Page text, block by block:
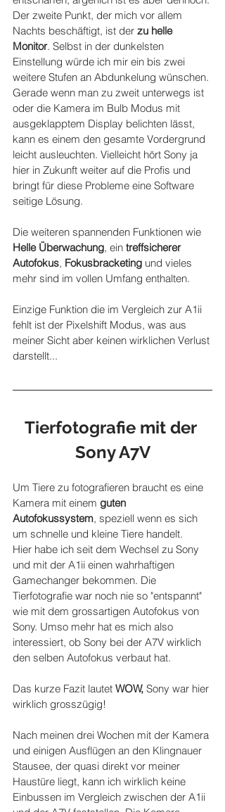
Der zweite Punkt, der mich vor allem
Nachts beschäftigt, ist der zu helle
Monitor. Selbst in der dunkelsten
Einstellung würde ich mir ein bis zwei
weitere Stufen an Abdunkelung wünschen.
Gerade wenn man zu zweit unterwegs ist
oder die Kamera im Bulb Modus mit
ausgeklapptem Display belichten lässt,
kann es einem den gesamte Vordergrund
leicht ausleuchten. Vielleicht hört Sony ja
hier in Zukunft weiter auf die Profis und
bringt für diese Probleme eine Software
seitige Lösung.
Die weiteren spannenden Funktionen wie
Helle Überwachung, ein treffsicherer
Autofokus, Fokusbracketing und vieles
mehr sind im vollen Umfang enthalten.
Einzige Funktion die im Vergleich zur A1ii
fehlt ist der Pixelshift Modus, was aus
meiner Sicht aber keinen wirklichen Verlust
darstellt...
Tierfotografie mit der
Sony A7V
Um Tiere zu fotografieren braucht es eine
Kamera mit einem guten
Autofokussystem, speziell wenn es sich
um schnelle und kleine Tiere handelt.
Hier habe ich seit dem Wechsel zu Sony
und mit der A1ii einen wahrhaftigen
Gamechanger bekommen. Die
Tierfotografie war noch nie so "entspannt"
wie mit dem grossartigen Autofokus von
Sony. Umso mehr hat es mich also
interessiert, ob Sony bei der A7V wirklich
den selben Autofokus verbaut hat.
Das kurze Fazit lautet WOW, Sony war hier
wirklich grosszügig!
Nach meinen drei Wochen mit der Kamera
und einigen Ausflügen an den Klingnauer
Stausee, der quasi direkt vor meiner
Haustüre liegt, kann ich wirklich keine
Einbussen im Vergleich zwischen der A1ii